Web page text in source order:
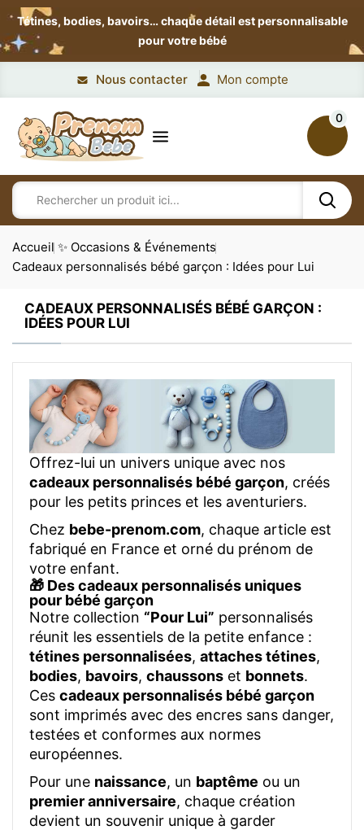
Tétines, bodies, bavoirs…chaque détail est personnalisable
pour votre bébé
Nous contacter Mon compte
0
Accueil ✨ Occasions & Événements
Cadeaux personnalisés bébé garçon : Idées pour Lui
CADEAUX PERSONNALISÉS BÉBÉ GARÇON :
IDÉES POUR LUI
Offrez-lui un univers unique avec nos
cadeaux personnalisés bébé garçon, créés
pour les petits princes et les aventuriers.
Chez bebe-prenom.com, chaque article est
fabriqué en France et orné du prénom de
votre enfant.
🎁 Des cadeaux personnalisés uniques
pour bébé garçon
Notre collection “Pour Lui” personnalisés
réunit les essentiels de la petite enfance :
tétines personnalisées, attaches tétines,
bodies, bavoirs, chaussons et bonnets.
Ces cadeaux personnalisés bébé garçon
sont imprimés avec des encres sans danger,
testées et conformes aux normes
européennes.
Pour une naissance, un baptême ou un
premier anniversaire, chaque création
devient un souvenir unique à garder